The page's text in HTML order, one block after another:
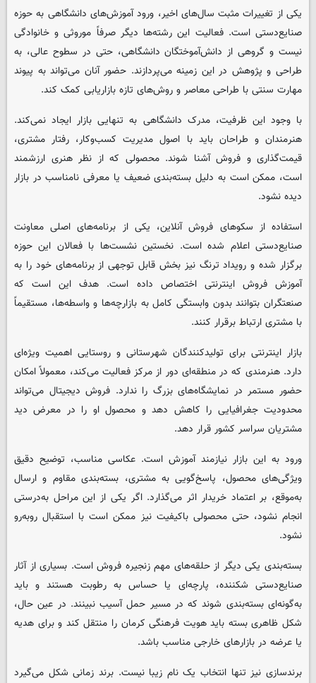
یکی از تغییرات مثبت سال‌های اخیر، ورود آموزش‌های دانشگاهی به حوزه
صنایع‌دستی است. فعالیت این رشته‌ها دیگر صرفاً موروثی و خانوادگی
نیست و گروهی از دانش‌آموختگان دانشگاهی، حتی در سطوح عالی، به
طراحی و پژوهش در این زمینه می‌پردازند. حضور آنان می‌تواند به پیوند
مهارت سنتی با طراحی معاصر و روش‌های تازه بازاریابی کمک کند.
با وجود این ظرفیت، مدرک دانشگاهی به تنهایی بازار ایجاد نمی‌کند.
هنرمندان و طراحان باید با اصول مدیریت کسب‌وکار، رفتار مشتری،
قیمت‌گذاری و فروش آشنا شوند. محصولی که از نظر هنری ارزشمند
است، ممکن است به دلیل بسته‌بندی ضعیف یا معرفی نامناسب در بازار
دیده نشود.
استفاده از سکوهای فروش آنلاین، یکی از برنامه‌های اصلی معاونت
صنایع‌دستی اعلام شده است. نخستین نشست‌ها با فعالان این حوزه
برگزار شده و رویداد ترنگ نیز بخش قابل توجهی از برنامه‌های خود را به
آموزش فروش اینترنتی اختصاص داده است. هدف این است که
صنعتگران بتوانند بدون وابستگی کامل به بازارچه‌ها و واسطه‌ها، مستقیماً
با مشتری ارتباط برقرار کنند.
بازار اینترنتی برای تولیدکنندگان شهرستانی و روستایی اهمیت ویژه‌ای
دارد. هنرمندی که در منطقه‌ای دور از مرکز فعالیت می‌کند، معمولاً امکان
حضور مستمر در نمایشگاه‌های بزرگ را ندارد. فروش دیجیتال می‌تواند
محدودیت جغرافیایی را کاهش دهد و محصول او را در معرض دید
مشتریان سراسر کشور قرار دهد.
ورود به این بازار نیازمند آموزش است. عکاسی مناسب، توضیح دقیق
ویژگی‌های محصول، پاسخ‌گویی به مشتری، بسته‌بندی مقاوم و ارسال
به‌موقع، بر اعتماد خریدار اثر می‌گذارد. اگر یکی از این مراحل به‌درستی
انجام نشود، حتی محصولی باکیفیت نیز ممکن است با استقبال روبه‌رو
نشود.
بسته‌بندی یکی دیگر از حلقه‌های مهم زنجیره فروش است. بسیاری از آثار
صنایع‌دستی شکننده، پارچه‌ای یا حساس به رطوبت هستند و باید
به‌گونه‌ای بسته‌بندی شوند که در مسیر حمل آسیب نبینند. در عین حال،
شکل ظاهری بسته باید هویت فرهنگی کرمان را منتقل کند و برای هدیه
یا عرضه در بازارهای خارجی مناسب باشد.
برندسازی نیز تنها انتخاب یک نام زیبا نیست. برند زمانی شکل می‌گیرد